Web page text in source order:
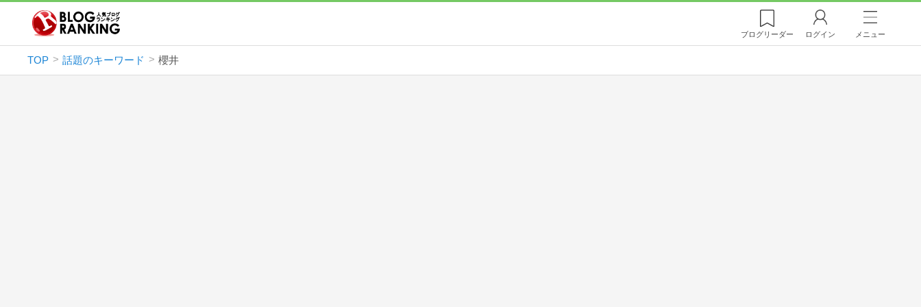
ブログリーダー ログイン メニュー
TOP 話題のキーワード 櫻井